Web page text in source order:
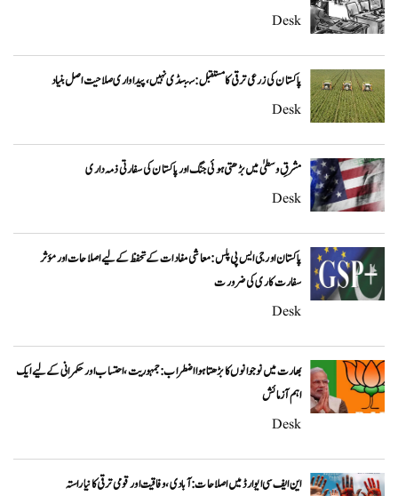
Desk
پاکستان کی زرعی ترقی کا مستقبل: سبسڈی نہیں، پیداواری صلاحیت اصل بنیاد
Desk
مشرقِ وسطیٰ میں بڑھتی ہوئی جنگ اور پاکستان کی سفارتی ذمہ داری
Desk
پاکستان اور جی ایس پی پلس: معاشی مفادات کے تحفظ کے لیے اصلاحات اور مؤثر
سفارت کاری کی ضرورت
Desk
بھارت میں نوجوانوں کا بڑھتا ہوا اضطراب: جمہوریت، احتساب اور حکمرانی کے لیے ایک
اہم آزمائش
Desk
این ایف سی ایوارڈ میں اصلاحات: آبادی، وفاقیت اور قومی ترقی کا نیا راستہ